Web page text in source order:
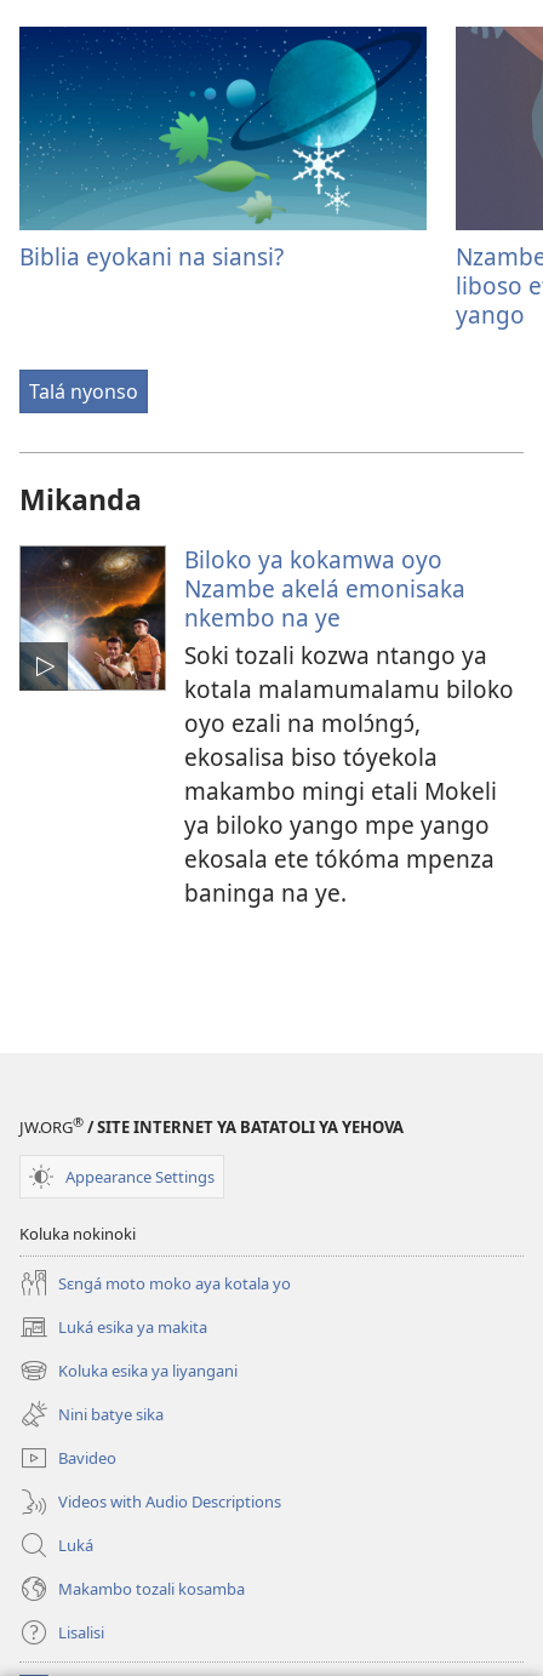
Biblia eyokani na siansi?
liboso
yango
Talá nyonso
Mikanda
Biloko ya kokamwa oyo
Nzambe akelá emonisaka
nkembo na ye
Soki tozali kozwa ntango ya
kotala malamumalamu biloko
oyo ezali na molɔ́ngɔ́,
ekosalisa biso tóyekola
makambo mingi etali Mokeli
ya biloko yango mpe yango
ekosala ete tókóma mpenza
baninga na ye.
JW.ORG® / SITE INTERNET YA BATATOLI YA YEHOVA
Appearance Settings
Koluka nokinoki
Sɛngá moto moko aya kotala yo
Luká esika ya makita
(fungolá
fenɛtrɛ
mosusu)
Koluka esika ya liyangani
(fungolá
fenɛtrɛ
mosusu)
Nini batye sika
Bavideo
Videos with Audio Descriptions
Luká
Makambo tozali kosamba
Lisalisi